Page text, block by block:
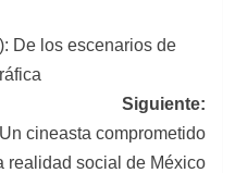
De los escenarios de
Siguiente:
cineasta comprometido
realidad social de México